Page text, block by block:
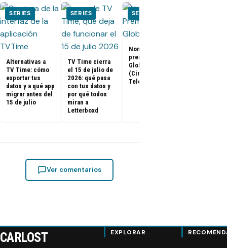
SERIES
Alternativas a
TV Time: cómo
exportar tus
datos y a qué app
migrar antes del
15 de julio
SERIES
TV Time cierra
el 15 de julio de
2026: qué pasa
con tus datos y
por qué todos
miran a
Letterboxd
SERIES
Nominados a los
premios Golden
Globes 2025
(Cine y
Televisión)
Ver comentarios
CARLOST EXPLORAR